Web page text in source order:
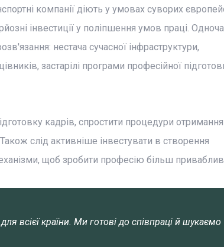
компанії діють у умовах суворих
інвестиції у поліпшення умов праці.
нестача сучасної інфраструктури,
застарілі програми професійної
кадрів, спростити процедури отримання
слід активніше інвестувати в створення
щоб зробити професію більш
всієї країни. Ми готові до співпраці й шукаємо